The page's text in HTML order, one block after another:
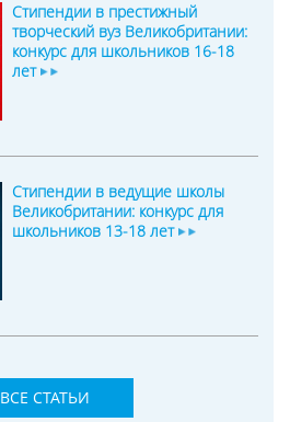
Стипендии в престижный
творческий вуз Великобритании:
конкурс для школьников 16-18
лет
Стипендии в ведущие школы
Великобритании: конкурс для
школьников 13-18 лет
ВСЕ СТАТЬИ